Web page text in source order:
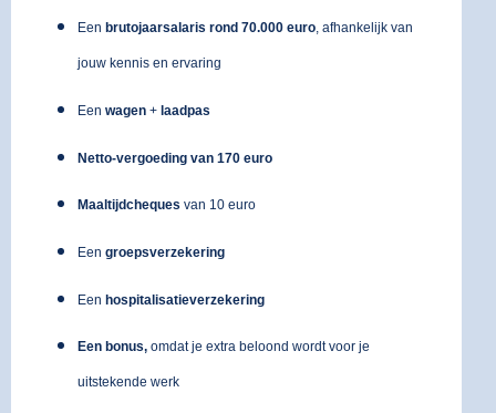
Een brutojaarsalaris rond 70.000 euro, afhankelijk van
jouw kennis en ervaring
Een wagen + laadpas
Netto-vergoeding van 170 euro
Maaltijdcheques van 10 euro
Een groepsverzekering
Een hospitalisatieverzekering
Een bonus, omdat je extra beloond wordt voor je
uitstekende werk